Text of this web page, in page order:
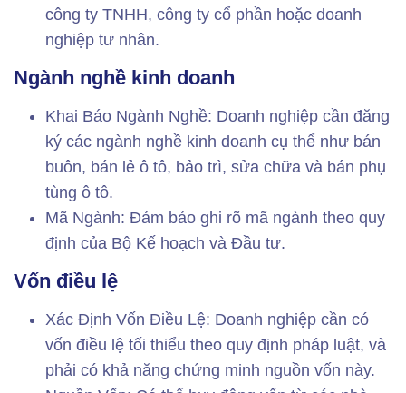
công ty TNHH, công ty cổ phần hoặc doanh
nghiệp tư nhân.
Ngành nghề kinh doanh
Khai Báo Ngành Nghề: Doanh nghiệp cần đăng
ký các ngành nghề kinh doanh cụ thể như bán
buôn, bán lẻ ô tô, bảo trì, sửa chữa và bán phụ
tùng ô tô.
Mã Ngành: Đảm bảo ghi rõ mã ngành theo quy
định của Bộ Kế hoạch và Đầu tư.
Vốn điều lệ
Xác Định Vốn Điều Lệ: Doanh nghiệp cần có
vốn điều lệ tối thiểu theo quy định pháp luật, và
phải có khả năng chứng minh nguồn vốn này.